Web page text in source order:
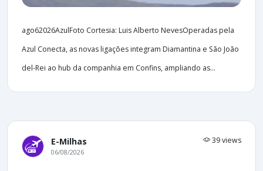
ago62026AzulFoto Cortesia: Luis Alberto NevesOperadas pela
Azul Conecta, as novas ligações integram Diamantina e São João
del-Rei ao hub da companhia em Confins, ampliando as...
E-Milhas 39 views
06/08/2026